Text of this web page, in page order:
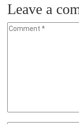
Leave a